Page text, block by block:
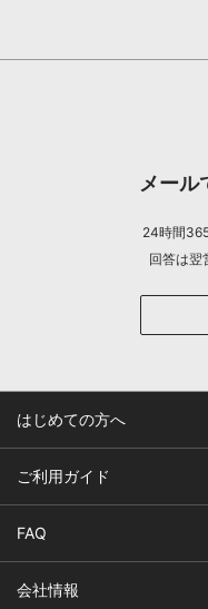
メール
24時間
回答は翌
はじめての方へ
ご利用ガイド
FAQ
会社情報